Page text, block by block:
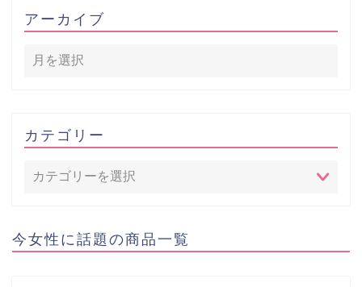
アーカイブ
カテゴリー
今女性に話題の商品一覧